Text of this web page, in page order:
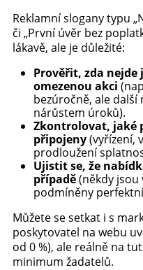
Reklamní slogany typu
či „První úvěr bez
lákavě, ale je důležité:
Prověřit, zda nejde
omezenou akci
bezúročně, ale
nárůstem úroků).
Zkontrolovat, jaké
připojeny(vyřízení,
prodloužení
Ujistit se, že
případě(někdy jsou
podmíněny
Můžete se setkat i s
poskytovatel na webu
od 0 %), ale reálně na
minimum žadatelů.